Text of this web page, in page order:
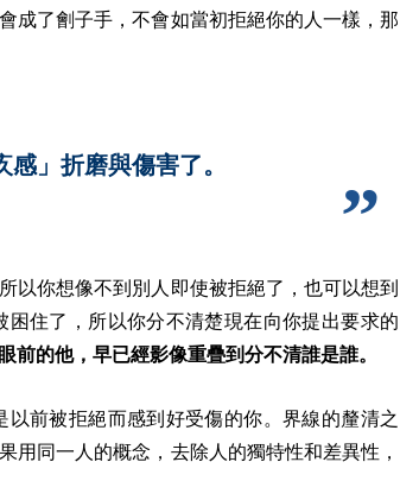
成了劊子手，不會如當初拒絕你的人一樣，那
」折磨與傷害了。
以你想像不到別人即使被拒絕了，也可以想到
困住了，所以你分不清楚現在向你提出要求的
前的他，早已經影像重疊到分不清誰是誰。
前被拒絕而感到好受傷的你。界線的釐清之
用同一人的概念，去除人的獨特性和差異性，